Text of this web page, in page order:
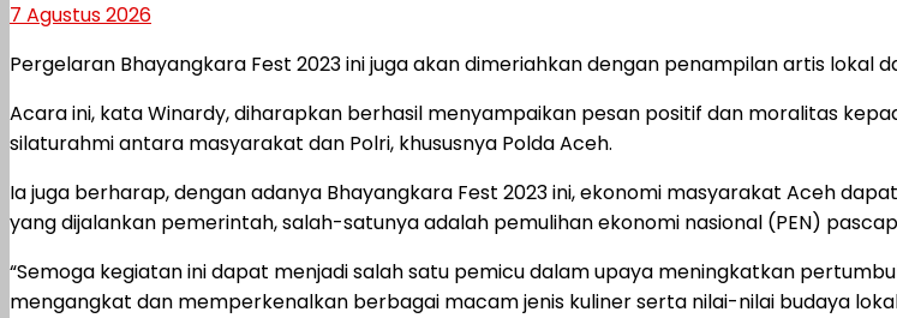
7 Agustus 2026
Pergelaran Bhayangkara Fest 2023 ini juga akan dimeriahkan dengan penampilan artis lokal
Acara ini, kata Winardy, diharapkan berhasil menyampaikan pesan positif dan moralitas
silaturahmi antara masyarakat dan Polri, khususnya Polda Aceh.
Ia juga berharap, dengan adanya Bhayangkara Fest 2023 ini, ekonomi masyarakat Aceh
yang dijalankan pemerintah, salah-satunya adalah pemulihan ekonomi nasional (PEN)
“Semoga kegiatan ini dapat menjadi salah satu pemicu dalam upaya meningkatkan
mengangkat dan memperkenalkan berbagai macam jenis kuliner serta nilai-nilai budaya lokal